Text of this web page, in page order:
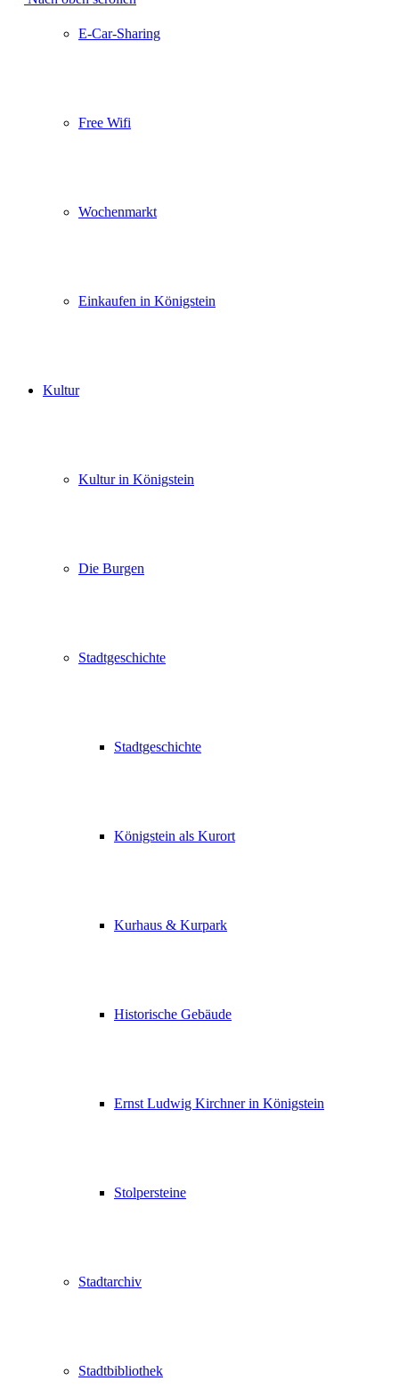
E-Car-Sharing
Free Wifi
Wochenmarkt
Einkaufen in Königstein
Kultur
Kultur in Königstein
Die Burgen
Stadtgeschichte
Stadtgeschichte
Königstein als Kurort
Kurhaus & Kurpark
Historische Gebäude
Ernst Ludwig Kirchner in Königstein
Stolpersteine
Stadtarchiv
Stadtbibliothek